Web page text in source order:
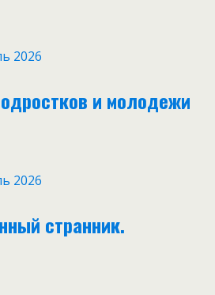
2026
и молодежи
2026
странник.